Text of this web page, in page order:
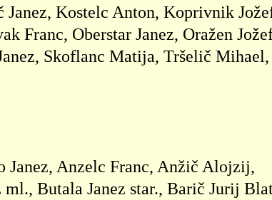
Janez, Kostelc Anton, Koprivnik
Franc, Oberstar Janez, Oražen
Skoflanc Matija, Tršelič Mihael,
Janez, Anzelc Franc, Anžič Alojzij,
ml., Butala Janez star., Barič Jurij